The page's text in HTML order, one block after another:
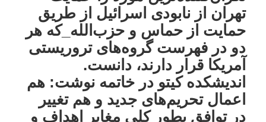
تهران از نابودی اسرائیل از طریق
حمایت از حماس و حزب‌الله_که هر
دو در فهرست گروه‌های تروریستی
آمریکا قرار دارند، دانست.
اندیشکده کیتو در خاتمه نوشت: هم
اعمال تحریم‌های جدید و هم تغییر
در توافق بطور کلی مغایر اهداف و